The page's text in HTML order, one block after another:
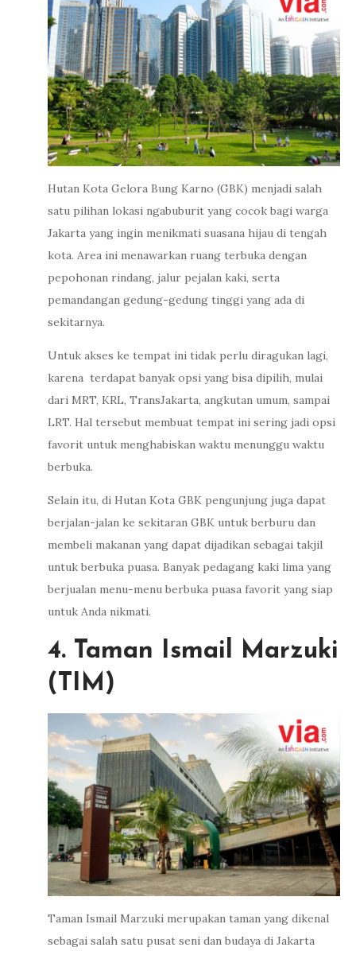
Hutan Kota Gelora Bung Karno (GBK) menjadi salah
satu pilihan lokasi ngabuburit yang cocok bagi warga
Jakarta yang ingin menikmati suasana hijau di tengah
kota. Area ini menawarkan ruang terbuka dengan
pepohonan rindang, jalur pejalan kaki, serta
pemandangan gedung-gedung tinggi yang ada di
sekitarnya.
Untuk akses ke tempat ini tidak perlu diragukan lagi,
karena terdapat banyak opsi yang bisa dipilih, mulai
dari MRT, KRL, TransJakarta, angkutan umum, sampai
LRT. Hal tersebut membuat tempat ini sering jadi opsi
favorit untuk menghabiskan waktu menunggu waktu
berbuka.
Selain itu, di Hutan Kota GBK pengunjung juga dapat
berjalan-jalan ke sekitaran GBK untuk berburu dan
membeli makanan yang dapat dijadikan sebagai takjil
untuk berbuka puasa. Banyak pedagang kaki lima yang
berjualan menu-menu berbuka puasa favorit yang siap
untuk Anda nikmati.
4. Taman Ismail Marzuki
(TIM)
Taman Ismail Marzuki merupakan taman yang dikenal
sebagai salah satu pusat seni dan budaya di Jakarta